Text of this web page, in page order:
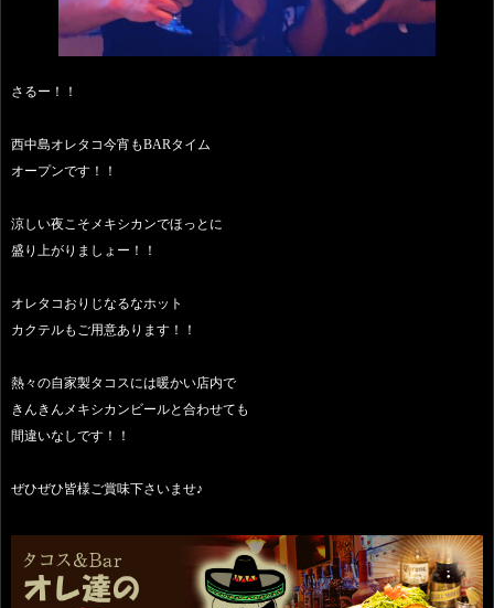
さるー！！
西中島オレタコ今宵もBARタイム
オープンです！！
涼しい夜こそメキシカンでほっとに
盛り上がりましょー！！
オレタコおりじなるなホット
カクテルもご用意あります！！
熱々の自家製タコスには暖かい店内で
きんきんメキシカンビールと合わせても
間違いなしです！！
ぜひぜひ皆様ご賞味下さいませ♪